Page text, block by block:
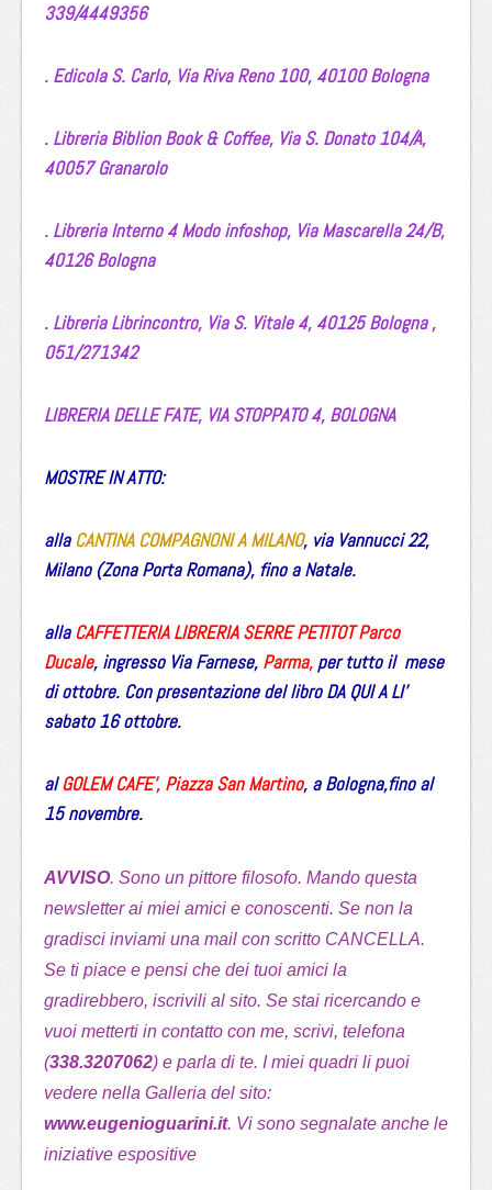
339/4449356
. Edicola S. Carlo, Via Riva Reno 100, 40100 Bologna
. Libreria Biblion Book & Coffee, Via S. Donato 104/A,
40057 Granarolo
. Libreria Interno 4 Modo infoshop, Via Mascarella 24/B,
40126 Bologna
. Libreria Librincontro, Via S. Vitale 4, 40125 Bologna ,
051/271342
LIBRERIA DELLE FATE, VIA STOPPATO 4, BOLOGNA
MOSTRE IN ATTO:
allaCANTINA COMPAGNONI A MILANO, via Vannucci 22,
Milano (Zona Porta Romana), fino a Natale.
allaCAFFETTERIA LIBRERIA SERRE PETITOT Parco
Ducale, ingresso Via Farnese, Parma, per tutto il mese
di ottobre. Con presentazione del libro DA QUI A LI’
sabato 16 ottobre.
alGOLEM CAFE’, Piazza San Martino, a Bologna,fino al
15 novembre.
AVVISO. Sono un pittore filosofo. Mando questa
newsletter ai miei amici e conoscenti. Se non la
gradisci inviami una mail con scritto CANCELLA.
Se ti piace e pensi che dei tuoi amici la
gradirebbero, iscrivili al sito. Se stai ricercando e
vuoi metterti in contatto con me, scrivi, telefona
(338.3207062) e parla di te. I miei quadri li puoi
vedere nella Galleria del sito:
www.eugenioguarini.it. Vi sono segnalate anche le
iniziative espositive